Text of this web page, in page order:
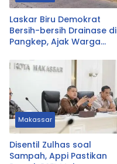
Laskar Biru Demokrat
Bersih-bersih Drainase di
Pangkep, Ajak Warga
Makassar
Disentil Zulhas soal
Sampah, Appi Pastikan